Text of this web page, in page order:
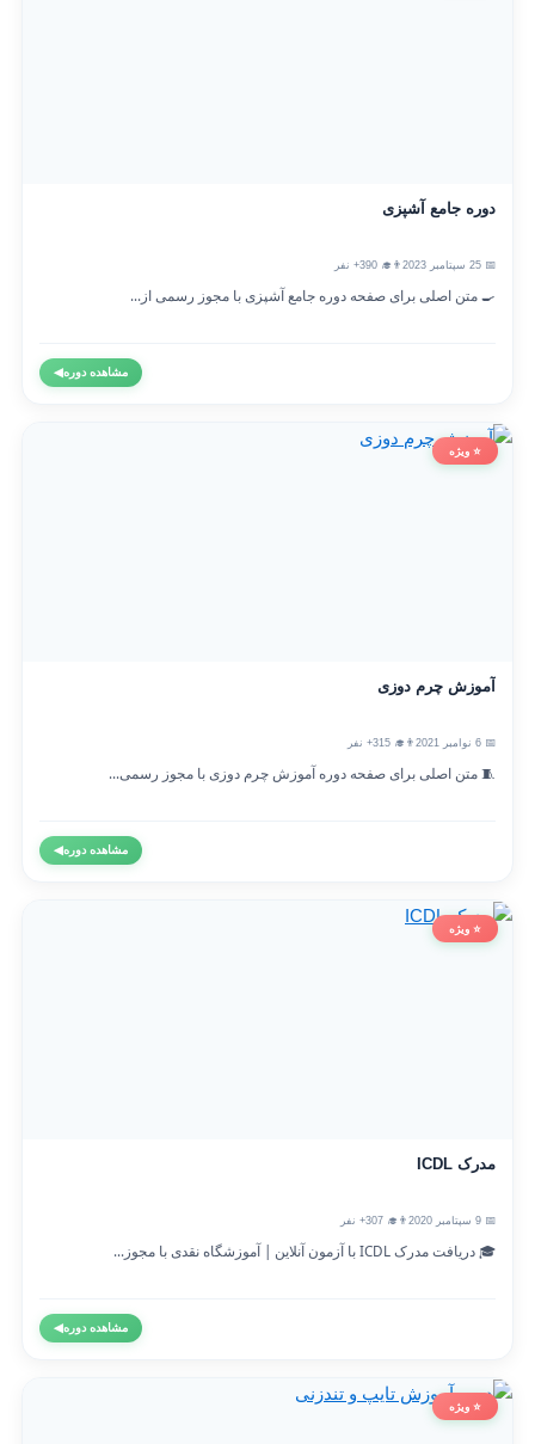
دوره جامع آشپزی
👨‍🎓 390+ نفر
🍳 متن اصلی برای صفحه دوره جامع آشپزی با مجوز رسمی از...
مشاهده دوره◀
⭐ ویژه
آموزش چرم دوزی
👨‍🎓 315+ نفر
🧵 متن اصلی برای صفحه دوره آموزش چرم دوزی با مجوز رسمی...
مشاهده دوره◀
⭐ ویژه
مدرک ICDL
👨‍🎓 307+ نفر
🎓 دریافت مدرک ICDL با آزمون آنلاین | آموزشگاه نقدی با مجوز...
مشاهده دوره◀
⭐ ویژه